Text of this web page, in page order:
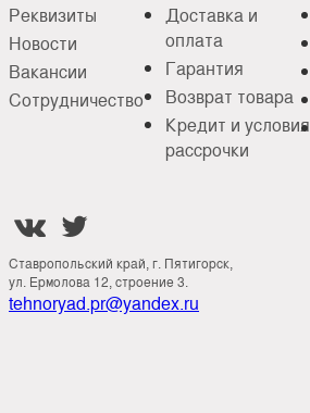
Реквизиты
Новости
Вакансии
Сотрудничество
Доставка и
оплата
Гарантия
Возврат товара
Кредит и условия
рассрочки
 
Ставропольский край, г. Пятигорск,
ул. Ермолова 12, строение 3.
tehnoryad.pr@yandex.ru